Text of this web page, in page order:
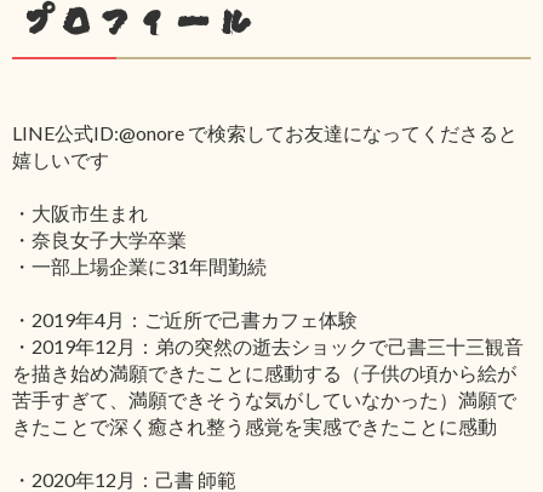
プロフィール
LINE公式ID:@onore で検索してお友達になってくださると
嬉しいです
・大阪市生まれ
・奈良女子大学卒業
・一部上場企業に31年間勤続
・2019年4月：ご近所で己書カフェ体験
・2019年12月：弟の突然の逝去ショックで己書三十三観音
を描き始め満願できたことに感動する（子供の頃から絵が
苦手すぎて、満願できそうな気がしていなかった）満願で
きたことで深く癒され整う感覚を実感できたことに感動
・2020年12月：己書 師範